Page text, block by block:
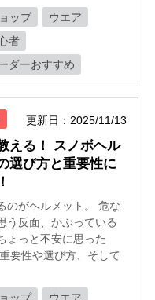
ップ
ウエア
者
ダーおすすめ
更新日：2025/11/13
える！ スノボヘル
選び方と重要性に
のがヘルメット。 危な
う反面、かぶっている
ょっと不安に思った
要性や選び方、そして
ップ
ウエア